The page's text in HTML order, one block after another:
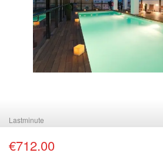
Lastminute
€712.00